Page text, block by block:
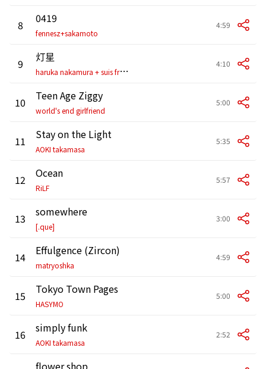
8 0419
fennesz+sakamoto
4:59
9
灯星
h
aruka nakamura + suis from ヨルシカ
4:10
10 Teen Age Ziggy
world's end girlfriend
5:00
11 Stay on the Light
AOKI takamasa
5:35
12 Ocean
RiLF
5:57
13 somewhere
[.que]
3:00
14 Effulgence (Zircon)
matryoshka
4:59
15 Tokyo Town Pages
HASYMO
5:00
16 simply funk
AOKI takamasa
2:52
flower shop